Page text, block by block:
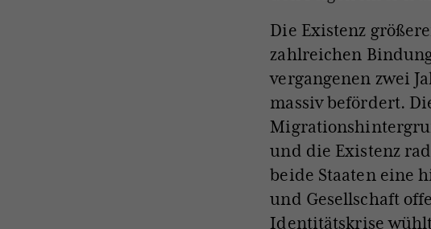
Die Existenz
zahlreichen
vergangenen zwei
massiv befördert.
und die Existenz
beide Staaten eine
und Gesellschaft
Identitätskrise